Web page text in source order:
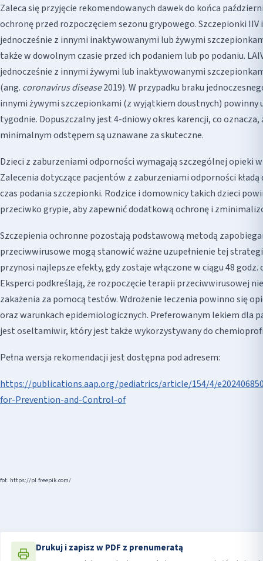
Zaleca się przyjęcie rekomendowanych dawek do końca
ochronę przed rozpoczęciem sezonu grypowego. Szczepionki IIV
jednocześnie z innymi inaktywowanymi lub żywymi
także w dowolnym czasie przed ich podaniem lub po podaniu.
jednocześnie z innymi żywymi lub inaktywowanymi
(ang. coronavirus disease2019). W przypadku braku
innymi żywymi szczepionkami (z wyjątkiem doustnych) powinny
tygodnie. Dopuszczalny jest 4-dniowy okres karencji, co oznacza,
minimalnym odstępem są uznawane za skuteczne.
Dzieci z zaburzeniami odporności wymagają szczególnej opieki
Zalecenia dotyczące pacjentów z zaburzeniami odporności kładą
czas podania szczepionki. Rodzice i domownicy takich dzieci
przeciwko grypie, aby zapewnić dodatkową ochronę i
Szczepienia ochronne pozostają podstawową metodą
przeciwwirusowe mogą stanowić ważne uzupełnienie tej
przynosi najlepsze efekty, gdy zostaje włączone w ciągu 48
Eksperci podkreślają, że rozpoczęcie terapii przeciwwirusowej
zakażenia za pomocą testów. Wdrożenie leczenia powinno się
oraz warunkach epidemiologicznych. Preferowanym lekiem dla
jest oseltamiwir, który jest także wykorzystywany do
Pełna wersja rekomendacji jest dostępna pod adresem:
https://publications.aap.org/pediatrics/article/154/4/
for-Prevention-and-Control-of
fot. https://pl.freepik.com/
Drukuj i zapisz w PDF z prenumeratą